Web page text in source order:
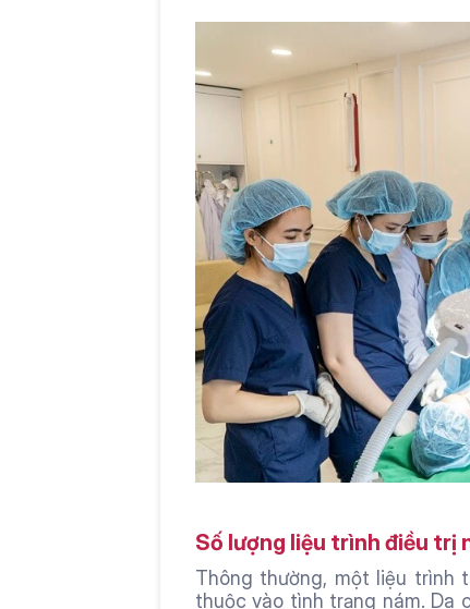
Số lượng liệu trình điều trị
Thông thường, một liệu trình
thuộc vào tình trạng nám. Da